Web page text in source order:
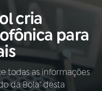
cria
para
todas as informações
da Bola" desta